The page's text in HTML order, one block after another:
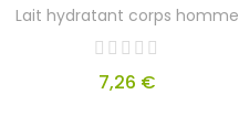
Lait hydratant corps homme
7,26 €